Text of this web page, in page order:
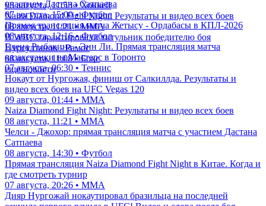
08 августа, 11:53 • Хоккей
Naiza Diamond Fight Night: Результаты и видео всех боев
08 августа, 11:21 • ММА
В WBC гарантировали титульник победителю боя
Нурсултанов - Рамос
08 августа, 11:08 • Бокс
еще новости
участием Дастана Сатпаева
07 августа, 15:00 • Футбол
Прямая трансляция матча Жетысу - Ордабасы в КПЛ-2026
08 августа, 12:16 • Футбол
Елена Рыбакина - Энн Ли. Прямая трансляция матча
казахстанки на Мастерс в Торонто
07 августа, 06:30 • Теннис
Нокаут от Нургожая, финиш от Салкиллда. Результаты и
видео всех боев на UFC Vegas 120
09 августа, 01:44 • ММА
Naiza Diamond Fight Night: Результаты и видео всех боев
08 августа, 11:21 • ММА
Челси - Джохор: прямая трансляция матча с участием Дастана
Сатпаева
08 августа, 14:30 • Футбол
Прямая трансляция Naiza Diamond Fight Night в Китае. Когда и
где смотреть турнир
07 августа, 20:26 • ММА
Дияр Нургожай нокаутировал бразильца на последней